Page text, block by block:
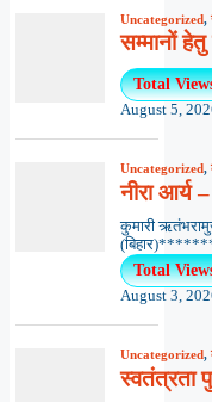
Uncategorized,
सम्मानों
Total
August 5,
Uncategorized,
नीरा
कुमारी
Total
August 3,
Uncategorized,
स्वतंत्रता